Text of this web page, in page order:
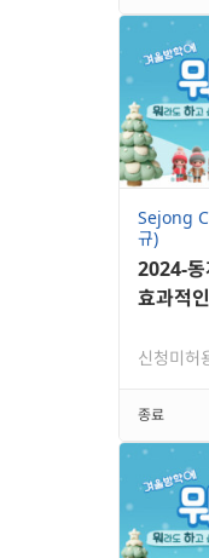
Sejong
규)
2024-동
효과적
신청미허
종료